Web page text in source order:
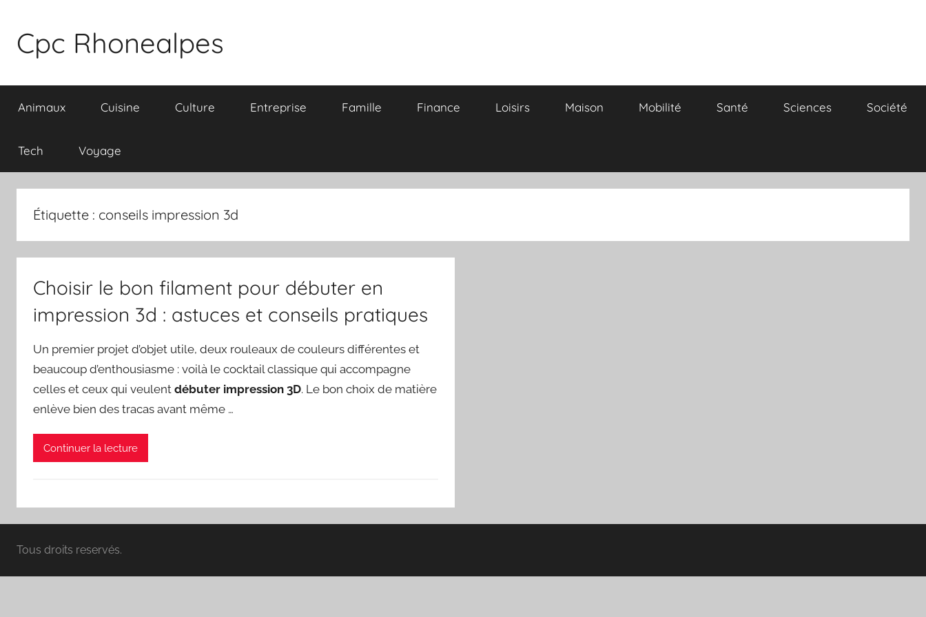
contenu
Cpc Rhonealpes
Animaux Cuisine Culture Entreprise Famille Finance Loisirs Maison Mobilité Santé Sciences Société
Tech Voyage
Étiquette : conseils impression 3d
Choisir le bon filament pour débuter en
impression 3d : astuces et conseils pratiques
Un premier projet d’objet utile, deux rouleaux de couleurs différentes et
beaucoup d’enthousiasme : voilà le cocktail classique qui accompagne
celles et ceux qui veulent débuter impression 3D. Le bon choix de matière
enlève bien des tracas avant même …
Continuer la lecture
Tous droits reservés.